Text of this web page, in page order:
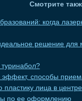
Смотрите
когда
решение для
эффект, способы
пластику лица в
по ее оформлению